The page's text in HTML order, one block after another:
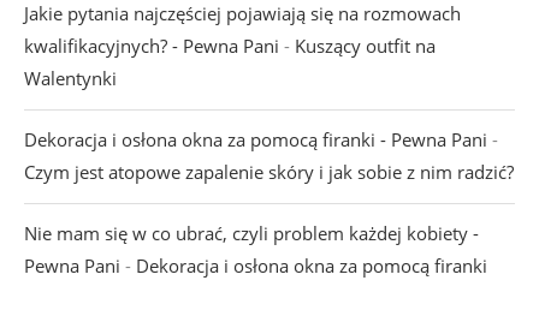
Jakie pytania najczęściej pojawiają się na rozmowach
kwalifikacyjnych? - Pewna Pani - Kuszący outfit na
Walentynki
Dekoracja i osłona okna za pomocą firanki - Pewna Pani -
Czym jest atopowe zapalenie skóry i jak sobie z nim radzić?
Nie mam się w co ubrać, czyli problem każdej kobiety -
Pewna Pani - Dekoracja i osłona okna za pomocą firanki